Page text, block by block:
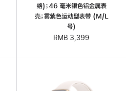
络)；46 毫米银色铝金属表
壳；雾紫色运动型表带 (M/L
号)
RMB 3,399